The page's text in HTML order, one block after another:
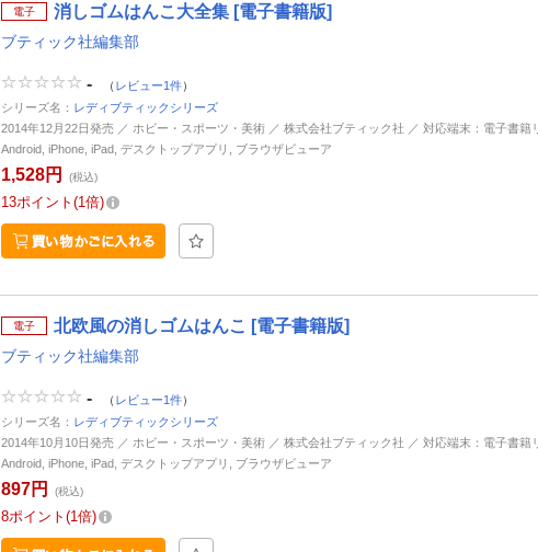
電子 消しゴムはんこ大全集 [電子書籍版]
ブティック社編集部
- （ レビュー1件）
シリーズ名： レディブティックシリーズ
2014年12月22日発売 ／ ホビー・スポーツ・美術 ／ 株式会社ブティック社 ／ 対応端末：電子書籍
Android, iPhone, iPad, デスクトップアプリ, ブラウザビューア
1,528円 (税込)
13ポイント 1倍
電子 北欧風の消しゴムはんこ [電子書籍版]
ブティック社編集部
- （ レビュー1件）
シリーズ名： レディブティックシリーズ
2014年10月10日発売 ／ ホビー・スポーツ・美術 ／ 株式会社ブティック社 ／ 対応端末：電子書籍
Android, iPhone, iPad, デスクトップアプリ, ブラウザビューア
897円 (税込)
8ポイント 1倍